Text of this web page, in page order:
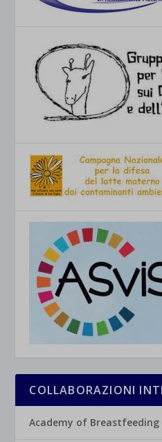
COLLABORAZIONI
Academy of Breastfeeding